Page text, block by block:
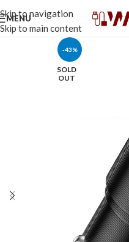
Skip to navigation
Skip to main content
MENU
-43%
SOLD
OUT